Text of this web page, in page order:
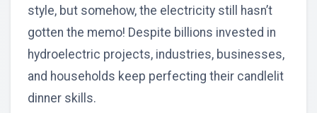
style, but somehow, the electricity still hasn’t
gotten the memo! Despite billions invested in
hydroelectric projects, industries, businesses,
and households keep perfecting their candlelit
dinner skills.